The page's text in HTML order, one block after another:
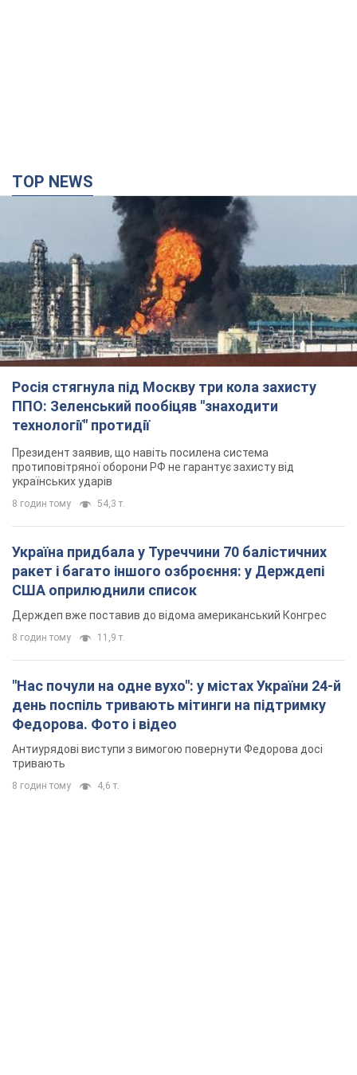
TOP NEWS
Росія стягнула під Москву три кола захисту
ППО: Зеленський пообіцяв "знаходити
технології" протидії
Президент заявив, що навіть посилена система
протиповітряної оборони РФ не гарантує захисту від
українських ударів
8 годин тому 54,3 т.
Україна придбала у Туреччини 70 балістичних
ракет і багато іншого озброєння: у Держдепі
США оприлюднили список
Держдеп вже поставив до відома американський Конгрес
8 годин тому 11,9 т.
"Нас почули на одне вухо": у містах України 24-й
день поспіль тривають мітинги на підтримку
Федорова. Фото і відео
Антиурядові виступи з вимогою повернути Федорова досі
тривають
8 годин тому 4,6 т.